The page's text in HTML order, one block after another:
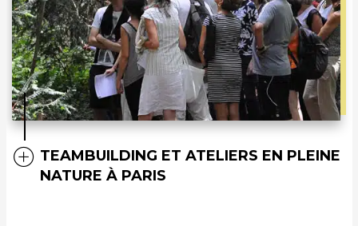
TEAMBUILDING ET ATELIERS EN PLEINE
NATURE À PARIS